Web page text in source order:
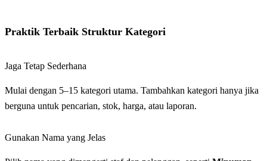
Praktik Terbaik Struktur Kategori
Jaga Tetap Sederhana
Mulai dengan 5–15 kategori utama. Tambahkan kategori hanya jika
berguna untuk pencarian, stok, harga, atau laporan.
Gunakan Nama yang Jelas